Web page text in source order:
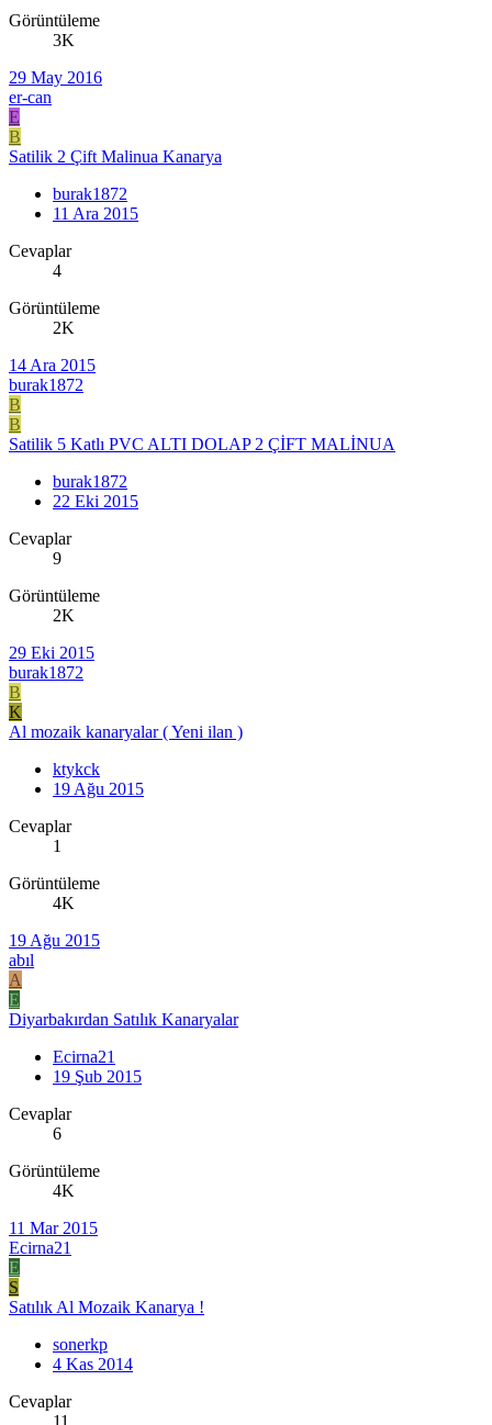
Görüntüleme
3K
29 May 2016
er-can
E
B
Satilik 2 Çift Malinua Kanarya
burak1872
11 Ara 2015
Cevaplar
4
Görüntüleme
2K
14 Ara 2015
burak1872
B
B
Satilik 5 Katlı PVC ALTI DOLAP 2 ÇİFT MALİNUA
burak1872
22 Eki 2015
Cevaplar
9
Görüntüleme
2K
29 Eki 2015
burak1872
B
K
Al mozaik kanaryalar ( Yeni ilan )
ktykck
19 Ağu 2015
Cevaplar
1
Görüntüleme
4K
19 Ağu 2015
abıl
A
E
Diyarbakırdan Satılık Kanaryalar
Ecirna21
19 Şub 2015
Cevaplar
6
Görüntüleme
4K
11 Mar 2015
Ecirna21
E
S
Satılık Al Mozaik Kanarya !
sonerkp
4 Kas 2014
Cevaplar
11